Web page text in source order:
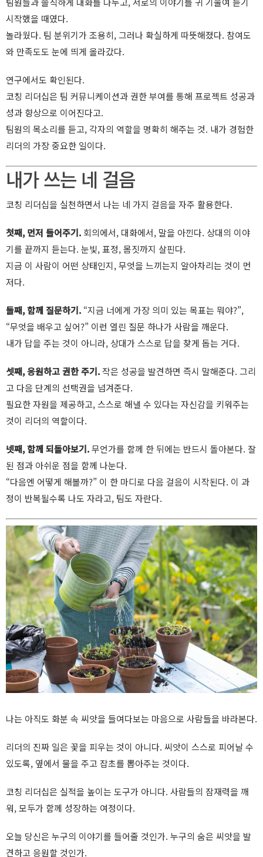
시작했을 때였다.
놀라웠다. 팀 분위기가 조용히, 그러나 확실하게 따뜻해졌다. 참여도
와 만족도도 눈에 띄게 올라갔다.
연구에서도 확인된다.
코칭 리더십은 팀 커뮤니케이션과 권한 부여를 통해 프로젝트 성공과
성과 향상으로 이어진다고.
팀원의 목소리를 듣고, 각자의 역할을 명확히 해주는 것. 내가 경험한
리더의 가장 중요한 일이다.
내가 쓰는 네 걸음
코칭 리더십을 실천하면서 나는 네 가지 걸음을 자주 활용한다.
첫째, 먼저 들어주기. 회의에서, 대화에서, 말을 아낀다. 상대의 이야
기를 끝까지 듣는다. 눈빛, 표정, 몸짓까지 살핀다.
지금 이 사람이 어떤 상태인지, 무엇을 느끼는지 알아차리는 것이 먼
저다.
둘째, 함께 질문하기. “지금 너에게 가장 의미 있는 목표는 뭐야?”,
“무엇을 배우고 싶어?” 이런 열린 질문 하나가 사람을 깨운다.
내가 답을 주는 것이 아니라, 상대가 스스로 답을 찾게 돕는 거다.
셋째, 응원하고 권한 주기.작은 성공을 발견하면 즉시 말해준다. 그리
고 다음 단계의 선택권을 넘겨준다.
필요한 자원을 제공하고, 스스로 해낼 수 있다는 자신감을 키워주는
것이 리더의 역할이다.
넷째, 함께 되돌아보기.무언가를 함께 한 뒤에는 반드시 돌아본다. 잘
된 점과 아쉬운 점을 함께 나눈다.
“다음엔 어떻게 해볼까?” 이 한 마디로 다음 걸음이 시작된다. 이 과
정이 반복될수록 나도 자라고, 팀도 자란다.
나는 아직도 화분 속 씨앗을 들여다보는 마음으로 사람들을 바라본다.
리더의 진짜 일은 꽃을 피우는 것이 아니다. 씨앗이 스스로 피어날 수
있도록, 옆에서 물을 주고 잡초를 뽑아주는 것이다.
코칭 리더십은 실적을 높이는 도구가 아니다. 사람들의 잠재력을 깨
워, 모두가 함께 성장하는 여정이다.
오늘 당신은 누구의 이야기를 들어줄 것인가. 누구의 숨은 씨앗을 발
견하고 응원할 것인가.